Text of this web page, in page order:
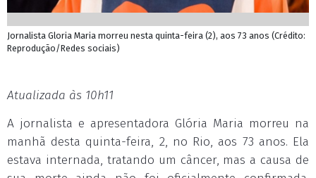
Jornalista Gloria Maria morreu nesta quinta-feira (2), aos 73 anos (Crédito:
Reprodução/Redes sociais)
Atualizada às 10h11
A jornalista e apresentadora Glória Maria morreu na
manhã desta quinta-feira, 2, no Rio, aos 73 anos. Ela
estava internada, tratando um câncer, mas a causa de